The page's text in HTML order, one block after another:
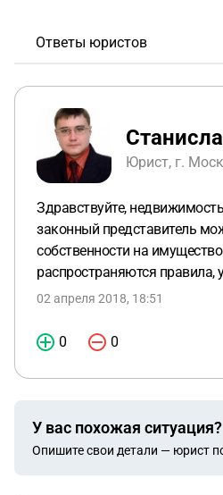
Ответы юристов
Юрист, г.
Здравствуйте,
законный представитель
собственности на
распространяются
02 апреля 2018, 18:51
0 0
У вас похожая ситуация?
Опишите свои детали — юрист